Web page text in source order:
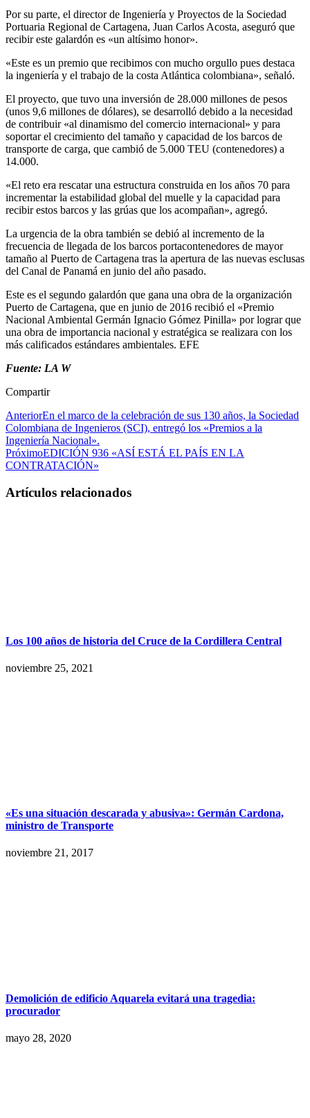
Por su parte, el director de Ingeniería y Proyectos de la Sociedad
Portuaria Regional de Cartagena, Juan Carlos Acosta, aseguró que
recibir este galardón es «un altísimo honor».
«Este es un premio que recibimos con mucho orgullo pues destaca
la ingeniería y el trabajo de la costa Atlántica colombiana», señaló.
El proyecto, que tuvo una inversión de 28.000 millones de pesos
(unos 9,6 millones de dólares), se desarrolló debido a la necesidad
de contribuir «al dinamismo del comercio internacional» y para
soportar el crecimiento del tamaño y capacidad de los barcos de
transporte de carga, que cambió de 5.000 TEU (contenedores) a
14.000.
«El reto era rescatar una estructura construida en los años 70 para
incrementar la estabilidad global del muelle y la capacidad para
recibir estos barcos y las grúas que los acompañan», agregó.
La urgencia de la obra también se debió al incremento de la
frecuencia de llegada de los barcos portacontenedores de mayor
tamaño al Puerto de Cartagena tras la apertura de las nuevas esclusas
del Canal de Panamá en junio del año pasado.
Este es el segundo galardón que gana una obra de la organización
Puerto de Cartagena, que en junio de 2016 recibió el «Premio
Nacional Ambiental Germán Ignacio Gómez Pinilla» por lograr que
una obra de importancia nacional y estratégica se realizara con los
más calificados estándares ambientales. EFE
Fuente: LA W
Compartir
AnteriorEn el marco de la celebración de sus 130 años, la Sociedad
Colombiana de Ingenieros (SCI), entregó los «Premios a la
Ingeniería Nacional».
PróximoEDICIÓN 936 «ASÍ ESTÁ EL PAÍS EN LA
CONTRATACIÓN»
Artículos relacionados
Los 100 años de historia del Cruce de la Cordillera Central
noviembre 25, 2021
«Es una situación descarada y abusiva»: Germán Cardona,
ministro de Transporte
noviembre 21, 2017
Demolición de edificio Aquarela evitará una tragedia:
procurador
mayo 28, 2020